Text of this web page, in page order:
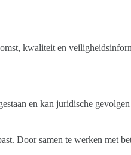
kwaliteit en
en kan juridische
Door samen te werken met